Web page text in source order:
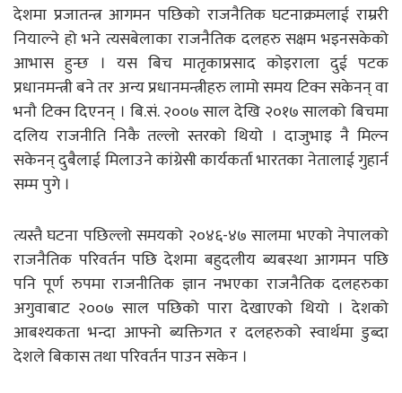
देशमा प्रजातन्त्र आगमन पछिको राजनैतिक घटनाक्रमलाई राम्ररी
नियाल्ने हो भने त्यसबेलाका राजनैतिक दलहरु सक्षम भइनसकेको
आभास हुन्छ । यस बिच मातृकाप्रसाद कोइराला दुई पटक
प्रधानमन्त्री बने तर अन्य प्रधानमन्त्रीहरु लामो समय टिक्न सकेनन् वा
भनौ टिक्न दिएनन् । बि.सं. २००७ साल देखि २०१७ सालको बिचमा
दलिय राजनीति निकै तल्लो स्तरको थियो । दाजुभाइ नै मिल्न
सकेनन् दुबैलाई मिलाउने कांग्रेसी कार्यकर्ता भारतका नेतालाई गुहार्न
सम्म पुगे ।
त्यस्तै घटना पछिल्लो समयको २०४६-४७ सालमा भएको नेपालको
राजनैतिक परिवर्तन पछि देशमा बहुदलीय ब्यबस्था आगमन पछि
पनि पूर्ण रुपमा राजनीतिक ज्ञान नभएका राजनैतिक दलहरुका
अगुवाबाट २००७ साल पछिको पारा देखाएको थियो । देशको
आबश्यकता भन्दा आफ्नो ब्यक्तिगत र दलहरुको स्वार्थमा डुब्दा
देशले बिकास तथा परिवर्तन पाउन सकेन ।